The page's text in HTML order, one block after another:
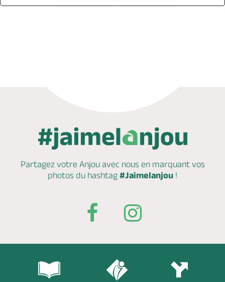
Partagez votre Anjou avec nous en marquantvos
photos du hashtag #Jaimelanjou !